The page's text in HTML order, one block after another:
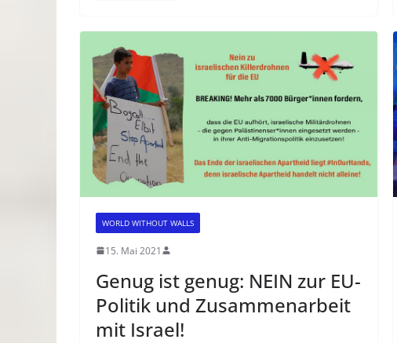
WORLD WITHOUT WALLS
15. Mai 2021
Genug ist genug: NEIN zur EU-
Politik und Zusammenarbeit
mit Israel!